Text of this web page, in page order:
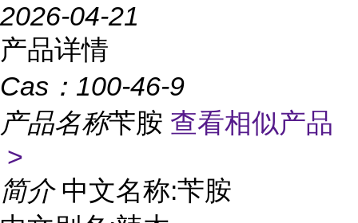
2026-04-21
产品详情
Cas： 100-46-9
产品名称苄胺 查看相似产品
>
简介 中文名称:苄胺